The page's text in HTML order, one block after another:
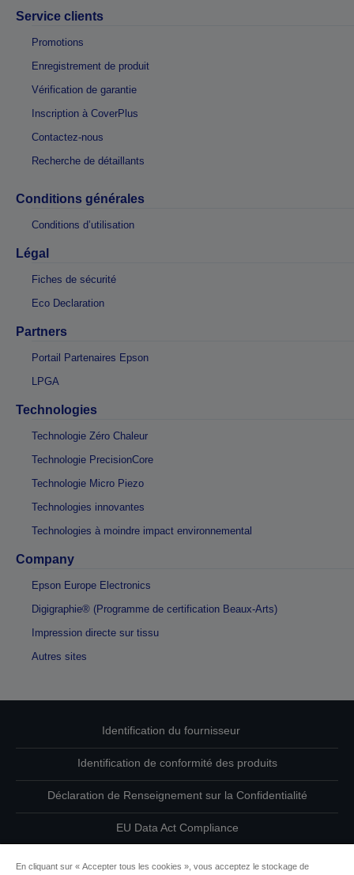
Service clients
Promotions
Enregistrement de produit
Vérification de garantie
Inscription à CoverPlus
Contactez-nous
Recherche de détaillants
Conditions générales
Conditions d’utilisation
Légal
Fiches de sécurité
Eco Declaration
Partners
Portail Partenaires Epson
LPGA
Technologies
Technologie Zéro Chaleur
Technologie PrecisionCore
Technologie Micro Piezo
Technologies innovantes
Technologies à moindre impact environnemental
Company
Epson Europe Electronics
Digigraphie® (Programme de certification Beaux-Arts)
Impression directe sur tissu
Autres sites
Identification du fournisseur
Identification de conformité des produits
Déclaration de Renseignement sur la Confidentialité
EU Data Act Compliance
Contactez-nous au sujet de vos données
En cliquant sur « Accepter tous les cookies », vous acceptez le stockage de